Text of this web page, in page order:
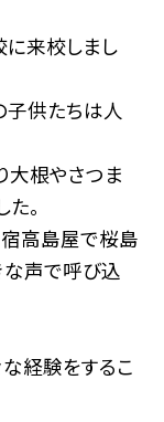
来校しまし
子供たちは人
大根やさつま
。
宿高島屋で桜島
な声で呼び込
経験をするこ